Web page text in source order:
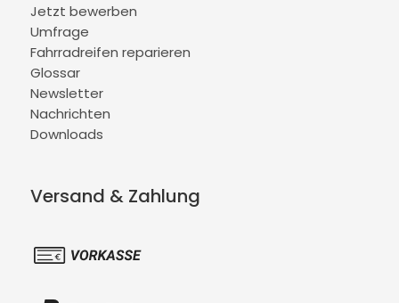
Jetzt bewerben
Umfrage
Fahrradreifen reparieren
Glossar
Newsletter
Nachrichten
Downloads
Versand & Zahlung